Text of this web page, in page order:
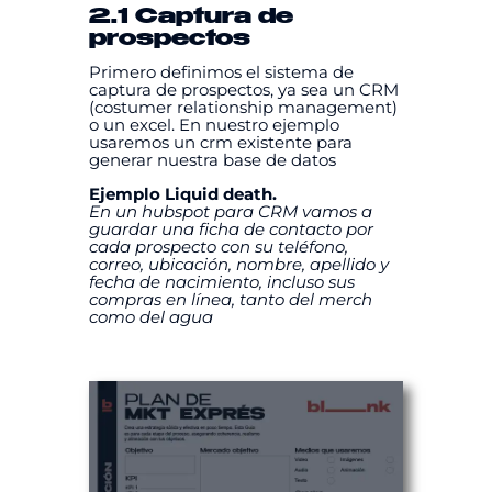
2.1 Captura de
prospectos
Primero definimos el sistema de
captura de prospectos, ya sea un CRM
(costumer relationship management)
o un excel. En nuestro ejemplo
usaremos un crm existente para
generar nuestra base de datos
Ejemplo Liquid death.
En un hubspot para CRM vamos a
guardar una ficha de contacto por
cada prospecto con su teléfono,
correo, ubicación, nombre, apellido y
fecha de nacimiento, incluso sus
compras en línea, tanto del merch
como del agua